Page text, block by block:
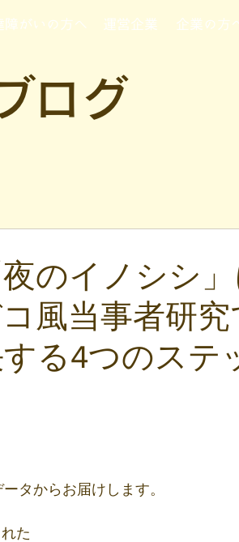
障がいの方へ 運営企業 企業の方
ログ
夜のイノシシ
風当事者研
る4つのステ
タからお届けします。
た